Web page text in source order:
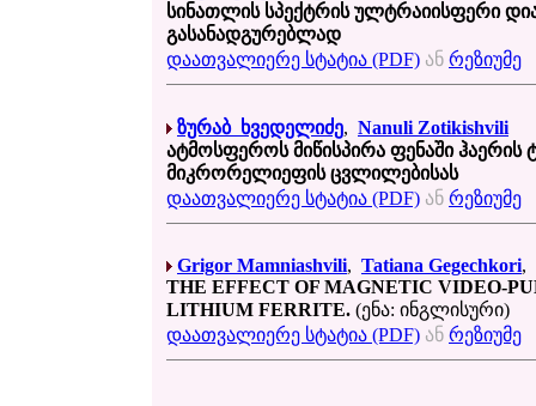
სინათლის სპექტრის ულტრაიისფერი
გასანადგურებლად
დაათვალიერე სტატია (PDF) ან რეზიუმე
ზურაბ ხვედელიძე, Nanuli Zotikishvili
ატმოსფეროს მიწისპირა ფენაში ჰაერის
მიკრორელიეფის ცვლილებისას
დაათვალიერე სტატია (PDF) ან რეზიუმე
Grigor Mamniashvili, Tatiana Gegechkori,
THE EFFECT OF MAGNETIC VIDEO-
LITHIUM FERRITE. (ენა: ინგლისური)
დაათვალიერე სტატია (PDF) ან რეზიუმე